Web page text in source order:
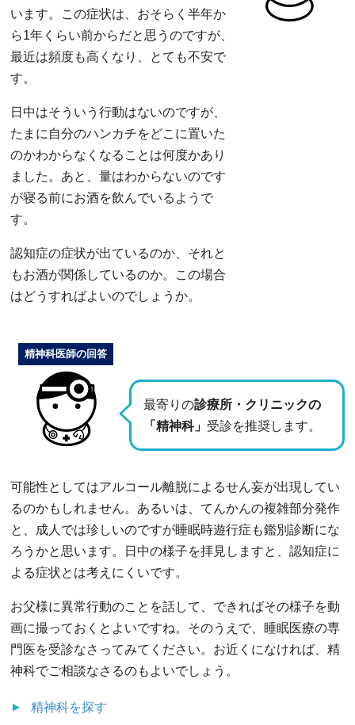
います。この症状は、おそらく半年か
ら1年くらい前からだと思うのですが、
最近は頻度も高くなり、とても不安で
す。
日中はそういう行動はないのですが、
たまに自分のハンカチをどこに置いた
のかわからなくなることは何度かあり
ました。あと、量はわからないのです
が寝る前にお酒を飲んでいるようで
す。
認知症の症状が出ているのか、それと
もお酒が関係しているのか。この場合
はどうすればよいのでしょうか。
最寄りの診療所・クリニックの
「精神科」 受診を推奨します。
精神科医師の回答
可能性としてはアルコール離脱によるせん妄が出現してい
るのかもしれません。あるいは、てんかんの複雑部分発作
と、成人では珍しいのですが睡眠時遊行症も鑑別診断にな
ろうかと思います。日中の様子を拝見しますと、認知症に
よる症状とは考えにくいです。
お父様に異常行動のことを話して、できればその様子を動
画に撮っておくとよいですね。そのうえで、睡眠医療の専
門医を受診なさってみてください。お近くになければ、精
神科でご相談なさるのもよいでしょう。
精神科を探す